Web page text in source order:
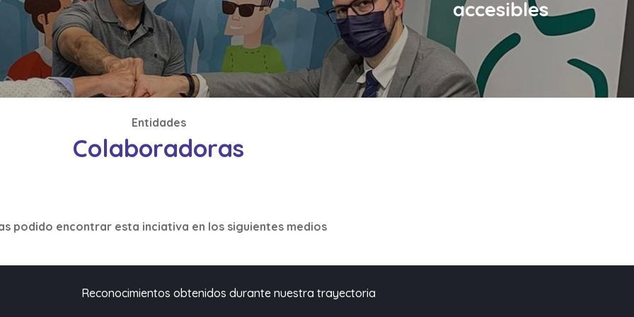
accesibles
Entidades
Colaboradoras
podido encontrar esta inciativa en los siguientes medios
Reconocimientos obtenidos durante nuestra trayectoria